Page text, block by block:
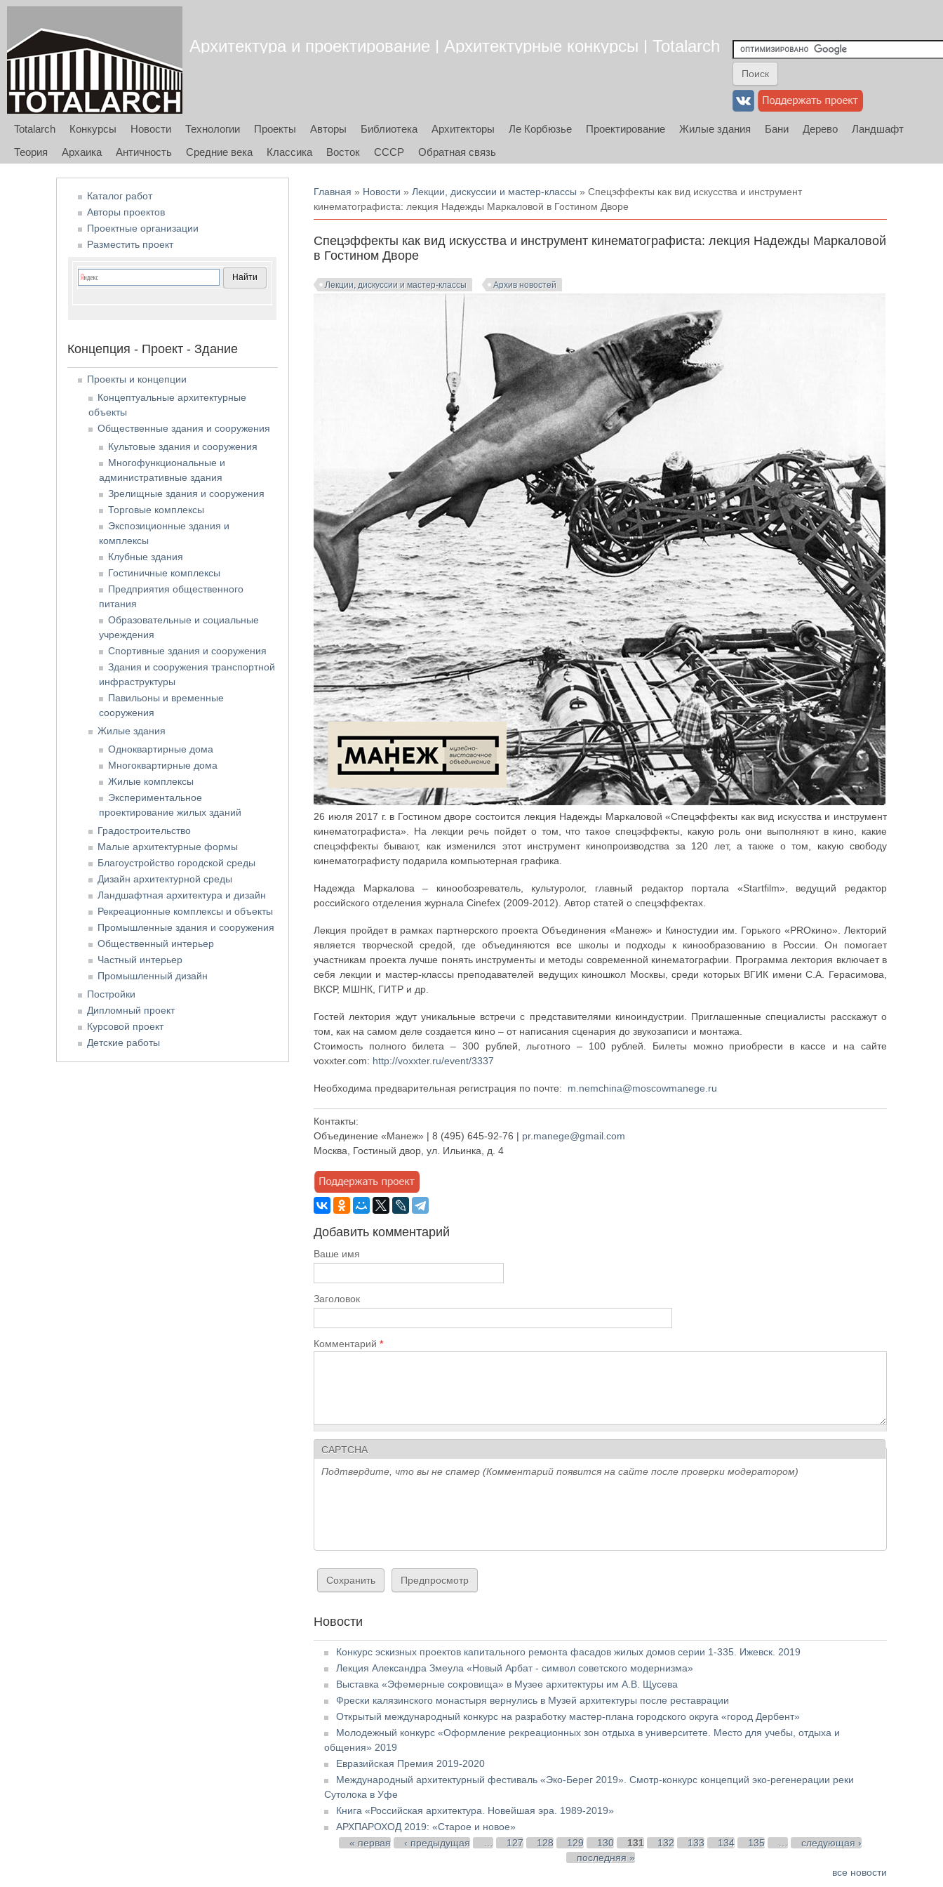
Архитектура и проектирование | Архитектурные конкурсы | Totalarch
Totalarch Конкурсы Новости Технологии Проекты Авторы Библиотека Архитекторы Ле Корбюзье Проектирование Жилые здания Бани Дерево
Ландшафт
Теория
Архаика Античность Средние века Классика Восток СССР Обратная связь
Вы здесь
Главная » Новости » Лекции, дискуссии и мастер-классы » Спецэффекты как вид искусства и инструмент
кинематографиста: лекция Надежды Маркаловой в Гостином Дворе
Спецэффекты как вид искусства и инструмент кинематографиста: лекция Надежды Маркаловой
в Гостином Дворе
Лекции, дискуссии и мастер-классы Архив новостей
26 июля 2017 г. в Гостином дворе состоится лекция Надежды Маркаловой «Спецэффекты как вид искусства и инструмент
кинематографиста». На лекции речь пойдет о том, что такое спецэффекты, какую роль они выполняют в кино, какие
спецэффекты бывают, как изменился этот инструмент кинопроизводства за 120 лет, а также о том, какую свободу
кинематографисту подарила компьютерная графика.
Надежда Маркалова – кинообозреватель, культуролог, главный редактор портала «Startfilm», ведущий редактор
российского отделения журнала Cinefex (2009-2012). Автор статей о спецэффектах.
Лекция пройдет в рамках партнерского проекта Объединения «Манеж» и Киностудии им. Горького «PROкино». Лекторий
является творческой средой, где объединяются все школы и подходы к кинообразованию в России. Он помогает
участникам проекта лучше понять инструменты и методы современной кинематографии. Программа лектория включает в
себя лекции и мастер-классы преподавателей ведущих киношкол Москвы, среди которых ВГИК имени С.А. Герасимова,
ВКСР, МШНК, ГИТР и др.
Гостей лектория ждут уникальные встречи с представителями киноиндустрии. Приглашенные специалисты расскажут о
том, как на самом деле создается кино – от написания сценария до звукозаписи и монтажа.
Стоимость полного билета – 300 рублей, льготного – 100 рублей. Билеты можно приобрести в кассе и на сайте
voxxter.com: http://voxxter.ru/event/3337
Необходима предварительная регистрация по почте: m.nemchina@moscowmanege.ru
Контакты:
Объединение «Манеж» | 8 (495) 645-92-76 | pr.manege@gmail.com
Москва, Гостиный двор, ул. Ильинка, д. 4
Добавить комментарий
Ваше имя
Заголовок
Комментарий*
CAPTCHA
Подтвердите, что вы не спамер (Комментарий появится на сайте после проверки модератором)
Новости
Конкурс эскизных проектов капитального ремонта фасадов жилых домов серии 1-335. Ижевск. 2019
Лекция Александра Змеула «Новый Арбат - символ советского модернизма»
Выставка «Эфемерные сокровища» в Музее архитектуры им А.В. Щусева
Фрески калязинского монастыря вернулись в Музей архитектуры после реставрации
Открытый международный конкурс на разработку мастер-плана городского округа «город Дербент»
Молодежный конкурс «Оформление рекреационных зон отдыха в университете. Место для учебы, отдыха и
общения» 2019
Евразийская Премия 2019-2020
Международный архитектурный фестиваль «Эко-Берег 2019». Смотр-конкурс концепций эко-регенерации реки
Сутолока в Уфе
Книга «Российская архитектура. Новейшая эра. 1989-2019»
АРХПАРОХОД 2019: «Старое и новое»
Страницы
« первая ‹ предыдущая 127 128 129 130 131 132 133 134 135
следующая ›
последняя »
все новости
Каталог работ
Авторы проектов
Проектные организации
Разместить проект
Концепция - Проект - Здание
Проекты и концепции
Концептуальные архитектурные
объекты
Общественные здания и сооружения
Культовые здания и сооружения
Многофункциональные и
административные здания
Зрелищные здания и сооружения
Торговые комплексы
Экспозиционные здания и
комплексы
Клубные здания
Гостиничные комплексы
Предприятия общественного
питания
Образовательные и социальные
учреждения
Спортивные здания и сооружения
Здания и сооружения транспортной
инфраструктуры
Павильоны и временные
сооружения
Жилые здания
Одноквартирные дома
Многоквартирные дома
Жилые комплексы
Экспериментальное
проектирование жилых зданий
Градостроительство
Малые архитектурные формы
Благоустройство городской среды
Дизайн архитектурной среды
Ландшафтная архитектура и дизайн
Рекреационные комплексы и объекты
Промышленные здания и сооружения
Общественный интерьер
Частный интерьер
Промышленный дизайн
Постройки
Дипломный проект
Курсовой проект
Детские работы